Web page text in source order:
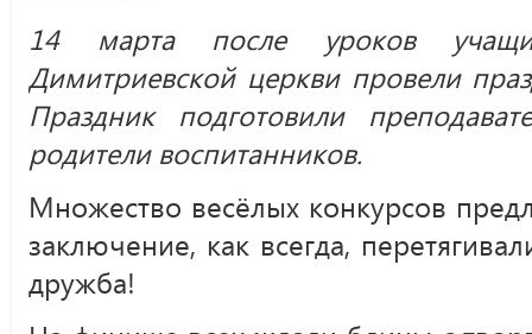
14 марта после уроков
Димитриевской церкви провели
Праздник подготовили
родители воспитанников.
Множество весёлых конкурсов
заключение, как всегда,
дружба!